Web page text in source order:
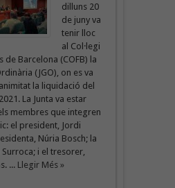
dilluns 20
de juny va
tenir lloc
al Col·legi
de Barcelona (COFB) la
(JGO), on es va
la liquidació del
La Junta va estar
membres que integren
el president, Jordi
Núria Bosch; la
i el tresorer,
... Llegir Més »